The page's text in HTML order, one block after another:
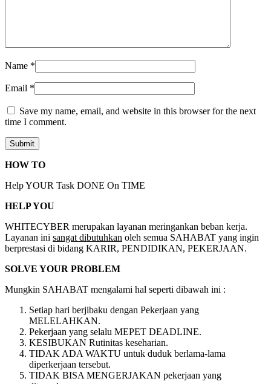
Name *
Email *
Save my name, email, and website in this browser for the next
time I comment.
HOW TO
Help YOUR Task DONE On TIME
HELP YOU
WHITECYBER merupakan layanan meringankan beban kerja.
Layanan ini sangat dibutuhkan oleh semua SAHABAT yang ingin
berprestasi di bidang KARIR, PENDIDIKAN, PEKERJAAN.
SOLVE YOUR PROBLEM
Mungkin SAHABAT mengalami hal seperti dibawah ini :
Setiap hari berjibaku dengan Pekerjaan yang
MELELAHKAN.
Pekerjaan yang selalu MEPET DEADLINE.
KESIBUKAN Rutinitas keseharian.
TIDAK ADA WAKTU untuk duduk berlama-lama
diperkerjaan tersebut.
TIDAK BISA MENGERJAKAN pekerjaan yang